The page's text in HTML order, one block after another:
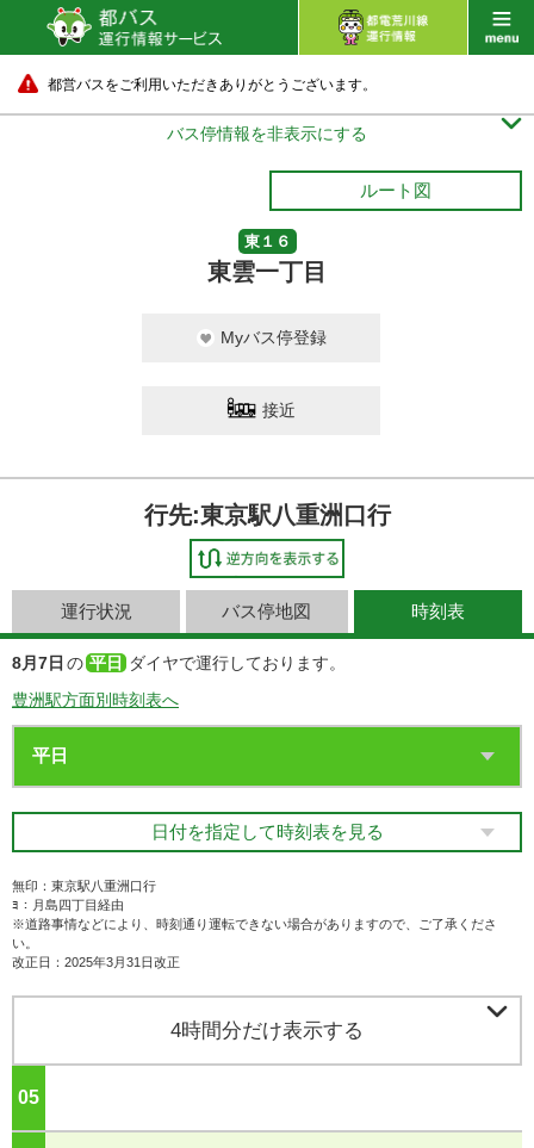
都営バスをご利用いただきありがとうございます。
バス停情報を非表示にする 
ルート図
東１６
東雲一丁目
Myバス停登録
接近
行先:東京駅八重洲口行
運行状況 バス停地図 時刻表
8月7日 の 平日
ダイヤで運行しております。
豊洲駅方面別時刻表へ
日付を指定して時刻表を見る
無印：東京駅八重洲口行
ﾖ：月島四丁目経由
※道路事情などにより、時刻通り運転できない場合がありますので、ご了承くださ
い。
改正日：2025年3月31日改正
4時間分だけ表示する 
05